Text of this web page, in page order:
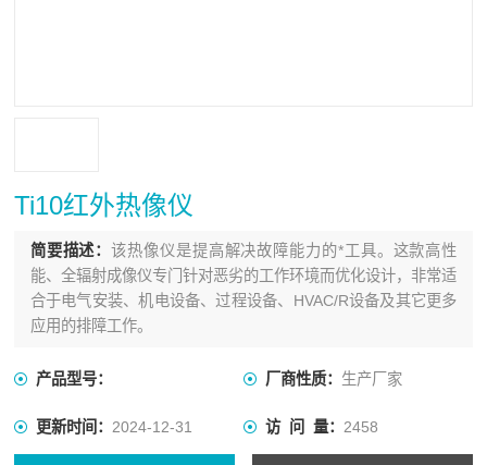
Ti10红外热像仪
简要描述：该热像仪是提高解决故障能力的*工具。这款高性
能、全辐射成像仪专门针对恶劣的工作环境而优化设计，非常适
合于电气安装、机电设备、过程设备、HVAC/R设备及其它更多
应用的排障工作。
产品型号： 厂商性质： 生产厂家
更新时间：2024-12-31 访 问 量： 2458